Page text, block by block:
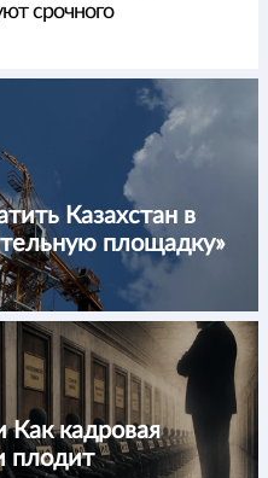
срочного
Казахстан в
площадку»
Как кадровая
плодит